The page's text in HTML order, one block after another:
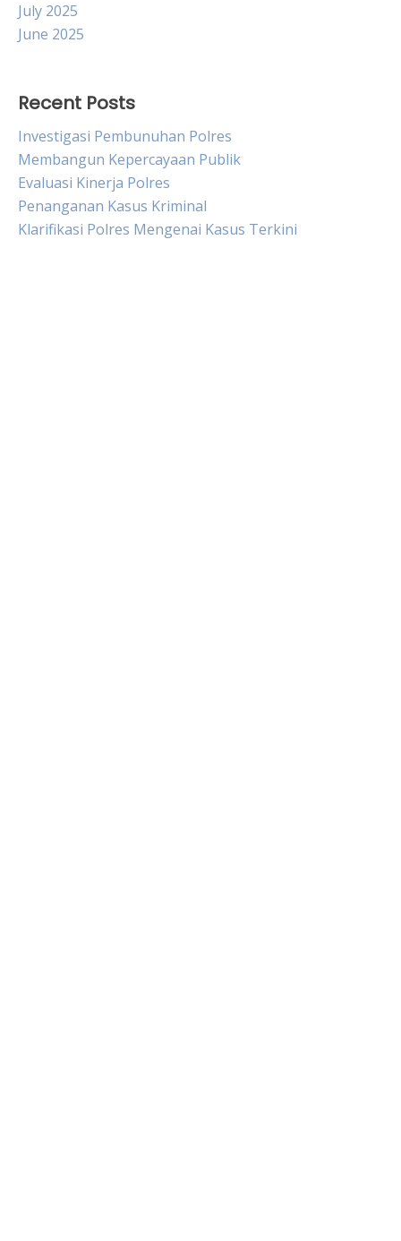
July 2025
June 2025
Recent Posts
Investigasi Pembunuhan Polres
Membangun Kepercayaan Publik
Evaluasi Kinerja Polres
Penanganan Kasus Kriminal
Klarifikasi Polres Mengenai Kasus Terkini